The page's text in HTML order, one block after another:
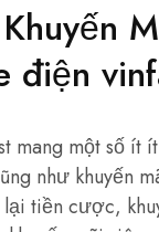
điện
mang một số ít
như khuyến
lại tiền cược,